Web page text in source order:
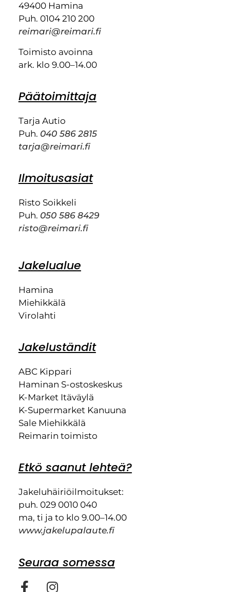
49400 Hamina
Puh. 0104 210 200
reimari@reimari.fi
Toimisto avoinna
ark. klo 9.00–14.00
Päätoimittaja
Tarja Autio
Puh. 040 586 2815
tarja@reimari.fi
Ilmoitusasiat
Risto Soikkeli
Puh. 050 586 8429
risto@reimari.fi
Jakelualue
Hamina
Miehikkälä
Virolahti
Jakeluständit
ABC Kippari
Haminan S-ostoskeskus
K-Market Itäväylä
K-Supermarket Kanuuna
Sale Miehikkälä
Reimarin toimisto
Etkö saanut lehteä?
Jakeluhäiriöilmoitukset:
puh. 029 0010 040
ma, ti ja to klo 9.00–14.00
www.jakelupalaute.fi
Seuraa somessa